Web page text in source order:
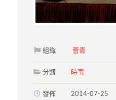
組織 薈青
分類 時事
發佈 2014-07-25